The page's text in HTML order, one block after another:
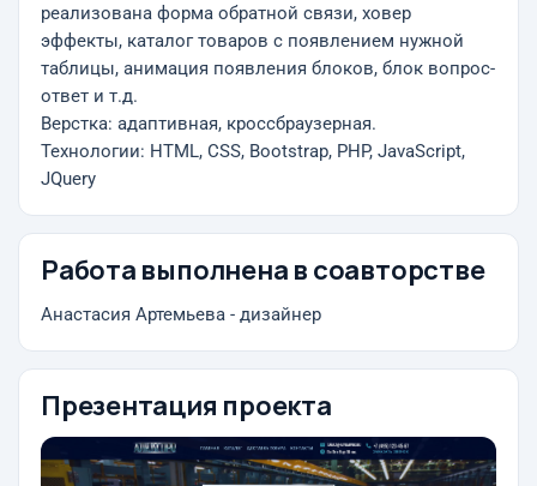
реализована форма обратной связи, ховер
эффекты, каталог товаров с появлением нужной
таблицы, анимация появления блоков, блок вопрос-
ответ и т.д.
Верстка: адаптивная, кроссбраузерная.
Технологии: HTML, CSS, Bootstrap, PHP, JavaScript,
JQuery
Работа выполнена в соавторстве
Анастасия Артемьева - дизайнер
Презентация проекта